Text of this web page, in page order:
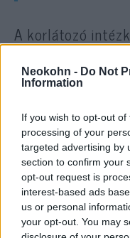
Neokohn - Do Not
Information
If you wish to opt-out
processing of your
targeted advertising by
section to confirm your
opt-out request is
interest-based ads
us or personal
your opt-out. You may
A korlátozó
azon
amelyeket belső
elektronikus
rezsim
Az uniós
személlyel és
bővítette
személyekkel és
akik szerepet